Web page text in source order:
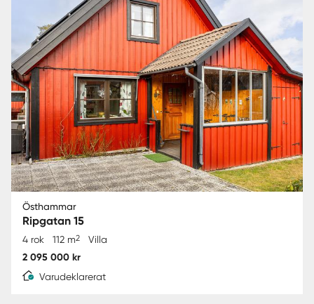
Östhammar
Ripgatan 15
4 rok 112 m2 Villa
2 095 000 kr
Varudeklarerat